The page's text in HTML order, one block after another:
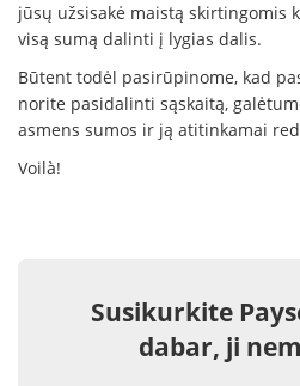
jūsų užsisakė maistą skirtingomis
visą sumą dalinti į lygias dalis.
Būtent todėl pasirūpinome, kad
norite pasidalinti sąskaitą,
asmens sumos ir ją atitinkamai
Voilà!
Susikurkite
dabar, ji